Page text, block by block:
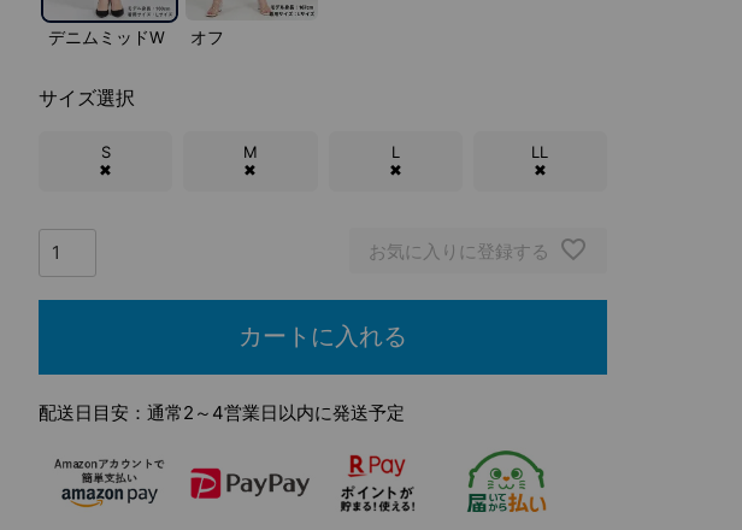
デニムミッドW オフ
サイズ選択
S
✖
M
✖
L
✖
LL
✖
お気に入りに登録する
カートに入れる
配送日目安：通常2～4営業日以内に発送予定